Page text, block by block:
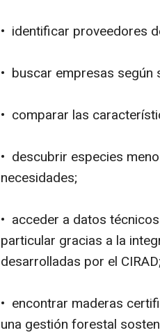
• identificar proveedores
• buscar empresas
• comparar las
• descubrir especies
necesidades;
• acceder a datos
particular gracias a la
desarrolladas por el CIRAD;
• encontrar maderas
una gestión forestal